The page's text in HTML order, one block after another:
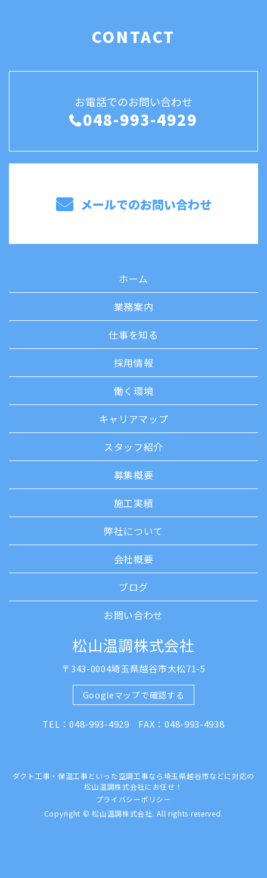
CONTACT
お電話でのお問い合わせ
048-993-4929
メールでのお問い合わせ
ホーム
業務案内
仕事を知る
採用情報
働く環境
キャリアマップ
スタッフ紹介
募集概要
施工実績
弊社について
会社概要
ブログ
お問い合わせ
松山温調株式会社
〒343-0004埼玉県越谷市大松71-5
Googleマップで確認する
TEL：048-993-4929 FAX：048-993-4938
ダクト工事・保温工事といった空調工事なら埼玉県越谷市などに対応の
松山温調株式会社にお任せ！
プライバシーポリシー
Copyright © 松山温調株式会社. All rights reserved.